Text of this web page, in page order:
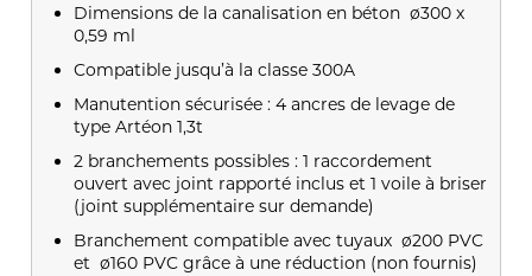
Dimensions de la canalisation en béton ø300 x
0,59 ml
Compatible jusqu’à la classe 300A
Manutention sécurisée : 4 ancres de levage de
type Artéon 1,3t
2 branchements possibles : 1 raccordement
ouvert avec joint rapporté inclus et 1 voile à briser
(joint supplémentaire sur demande)
Branchement compatible avec tuyaux ø200 PVC
et ø160 PVC grâce à une réduction (non fournis)